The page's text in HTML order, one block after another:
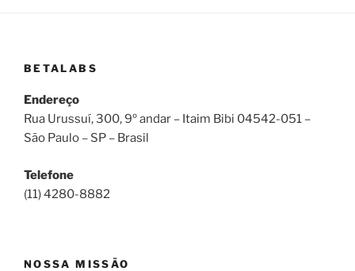
BETALABS
Endereço
​Rua Urussuí, 300, 9º andar – Itaim Bibi 04542-051 –
São Paulo – SP – Brasil
Telefone
(11) 4280-8882
NOSSA MISSÃO